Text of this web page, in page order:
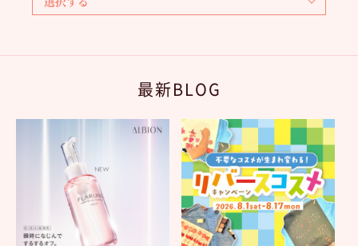
最新BLOG